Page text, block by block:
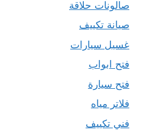
صالونات حلاقة
صيانة تكييف
غسيل سيارات
فتح ابواب
فتح سيارة
فلاتر مياه
فني تكييف